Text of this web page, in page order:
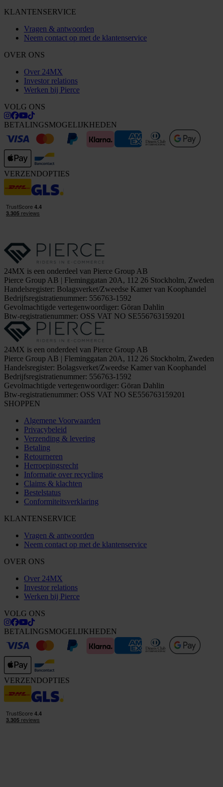
KLANTENSERVICE
Vragen & antwoorden
Neem contact op met de klantenservice
OVER ONS
Over 24MX
Investor relations
Werken bij Pierce
VOLG ONS
BETALINGSMOGELIJKHEDEN
VERZENDOPTIES
24MX is een onderdeel van Pierce Group AB
Pierce Group AB | Fleminggatan 20A, 112 26 Stockholm, Zweden
Handelsregister: Bolagsverket/Zweedse Kamer van Koophandel
Bedrijfsregistratienummer: 556763-1592
Gevolmachtigde vertegenwoordiger: Göran Dahlin
Btw-registratienummer: OSS VAT NO SE556763159201
24MX is een onderdeel van Pierce Group AB
Pierce Group AB | Fleminggatan 20A, 112 26 Stockholm, Zweden
Handelsregister: Bolagsverket/Zweedse Kamer van Koophandel
Bedrijfsregistratienummer: 556763-1592
Gevolmachtigde vertegenwoordiger: Göran Dahlin
Btw-registratienummer: OSS VAT NO SE556763159201
SHOPPEN
Algemene Voorwaarden
Privacybeleid
Verzending & levering
Betaling
Retourneren
Herroepingsrecht
Informatie over recycling
Claims & klachten
Bestelstatus
Conformiteitsverklaring
KLANTENSERVICE
Vragen & antwoorden
Neem contact op met de klantenservice
OVER ONS
Over 24MX
Investor relations
Werken bij Pierce
VOLG ONS
BETALINGSMOGELIJKHEDEN
VERZENDOPTIES